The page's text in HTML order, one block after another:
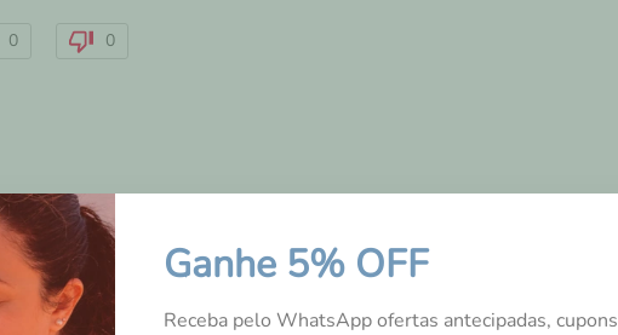
Ganhe 5% OFF
Receba pelo WhatsApp ofertas antecipadas, cupons
0 0